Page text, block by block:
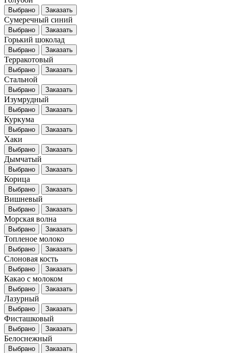
Выбрано Заказать
Сумеречный синий
Выбрано Заказать
Горький шоколад
Выбрано Заказать
Терракотовый
Выбрано Заказать
Стальной
Выбрано Заказать
Изумрудный
Выбрано Заказать
Куркума
Выбрано Заказать
Хаки
Выбрано Заказать
Дымчатый
Выбрано Заказать
Корица
Выбрано Заказать
Вишневый
Выбрано Заказать
Морская волна
Выбрано Заказать
Топленое молоко
Выбрано Заказать
Слоновая кость
Выбрано Заказать
Какао с молоком
Выбрано Заказать
Лазурный
Выбрано Заказать
Фисташковый
Выбрано Заказать
Белоснежный
Выбрано Заказать